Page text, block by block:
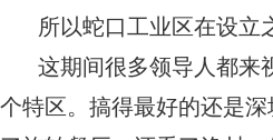
所以蛇口工业区在设立
这期间很多领导人都来
个特区。搞得最好的还是